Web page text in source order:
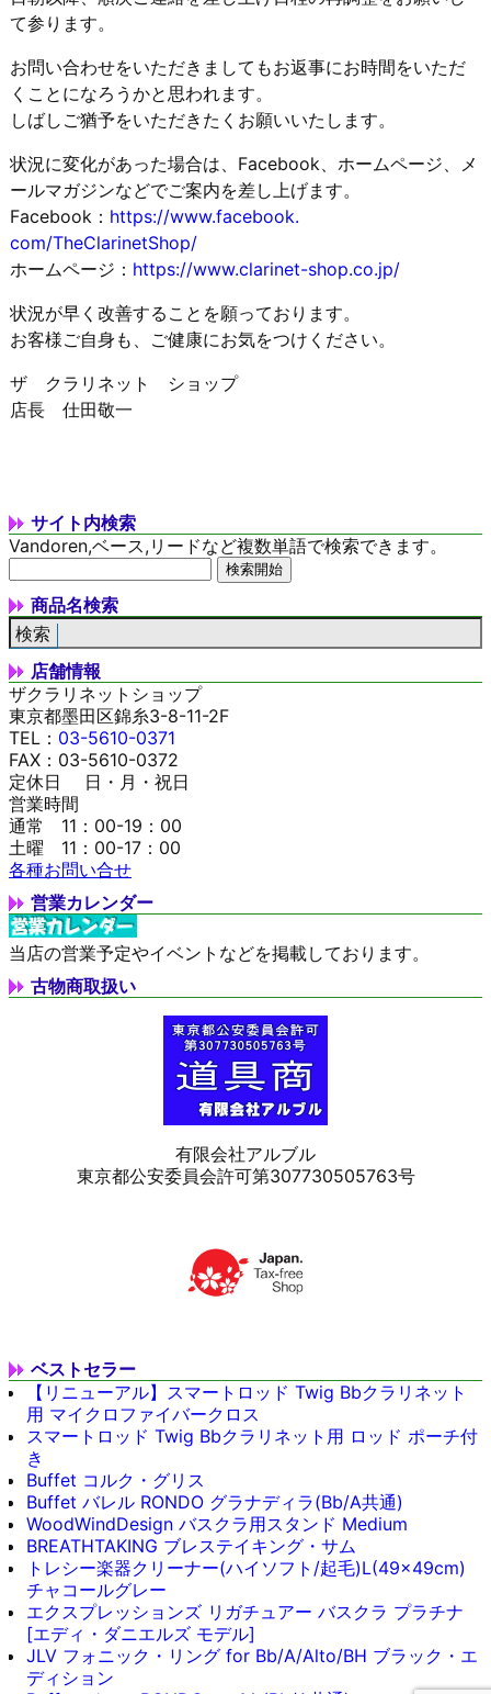
て参ります。
お問い合わせをいただきましてもお返事にお時間をいただ
くことになろうかと思われます。
しばしご猶予をいただきたくお願いいたします。
状況に変化があった場合は、Facebook、ホームページ、メ
ールマガジンなどでご案内を差し上げます。
Facebook： https://www.facebook.
com/TheClarinetShop/
ホームページ： https://www.clarinet-shop.co.jp/
状況が早く改善することを願っております。
お客様ご自身も、ご健康にお気をつけください。
ザ クラリネット ショップ
店長 仕田敬一
サイト内検索
Vandoren,ベース,リードなど複数単語で検索できます。
商品名検索
店舗情報
ザクラリネットショップ
東京都墨田区錦糸3-8-11-2F
TEL： 03-5610-0371
FAX：03-5610-0372
定休日 日・月・祝日
営業時間
通常 11：00-19：00
土曜 11：00-17：00
各種お問い合せ
営業カレンダー
当店の営業予定やイベントなどを掲載しております。
古物商取扱い
有限会社アルブル
東京都公安委員会許可第307730505763号
ベストセラー
【リニューアル】スマートロッド Twig Bbクラリネット
用 マイクロファイバークロス
スマートロッド Twig Bbクラリネット用 ロッド ポーチ付
き
Buffet コルク・グリス
Buffet バレル RONDO グラナディラ(Bb/A共通)
WoodWindDesign バスクラ用スタンド Medium
BREATHTAKING ブレステイキング・サム
トレシー楽器クリーナー(ハイソフト/起毛)L(49x49cm)
チャコールグレー
エクスプレッションズ リガチュアー バスクラ プラチナ
[エディ・ダニエルズ モデル]
JLV フォニック・リング for Bb/A/Alto/BH ブラック・エ
ディション